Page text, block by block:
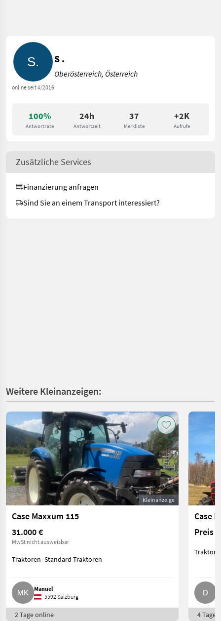
100%
Antwortrate
24h
Antwortzeit
37
Merkliste
+2K
Aufrufe
online seit 4/2016
S .
Oberösterreich, Österreich
Zusätzliche Services
Finanzierung anfragen
Sind Sie an einem Transport interessiert?
Weitere Kleinanzeigen:
Kleinanzeige
Case Maxxum 115
31.000 €
MwSt nicht ausweisbar
Traktoren- Standard Traktoren
Manuel
5592 Salzburg
2 Tage online
Case
Preis
4 Tage